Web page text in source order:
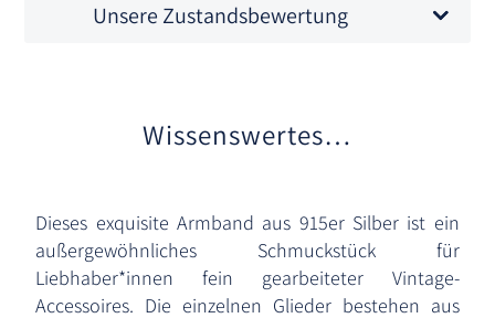
Unsere Zustandsbewertung
Wissenswertes…
Dieses exquisite Armband aus 915er Silber ist ein
außergewöhnliches Schmuckstück für
Liebhaber*innen fein gearbeiteter Vintage-
Accessoires. Die einzelnen Glieder bestehen aus